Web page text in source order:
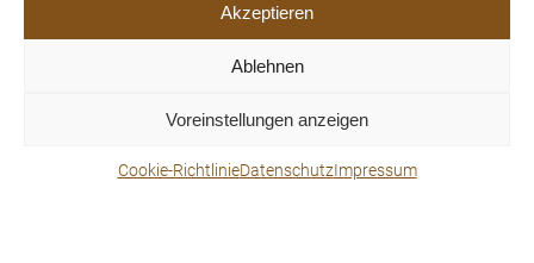
Akzeptieren
Ablehnen
Voreinstellungen anzeigen
Cookie-RichtlinieDatenschutzImpressum